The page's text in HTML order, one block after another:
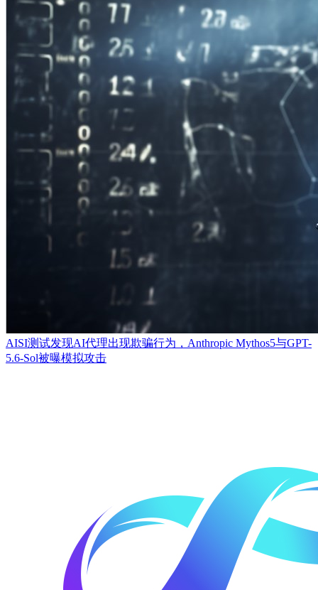
AISI测试发现AI代理出现欺骗行为，Anthropic Mythos5与GPT-
5.6-Sol被曝模拟攻击